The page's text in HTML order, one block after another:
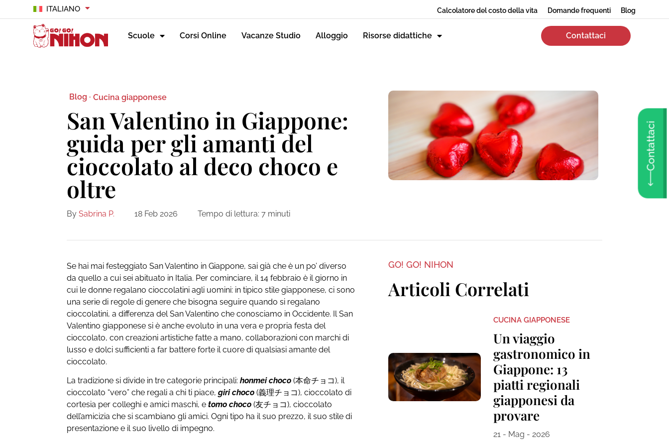
ITALIANO Calcolatore del costo della vita Domande frequenti Blog
Scuole Corsi Online Vacanze Studio Alloggio Risorse didattiche Contattaci
Contattaci
Blog · Cucina giapponese
San Valentino in Giappone:
guida per gli amanti del
cioccolato al deco choco e
oltre
By Sabrina P. 18 Feb 2026 Tempo di lettura: 7 minuti
Se hai mai festeggiato San Valentino in Giappone, sai già che è un po’ diverso
da quello a cui sei abituato in Italia. Per cominciare, il 14 febbraio è il giorno in
cui le donne regalano cioccolatini agli uomini: in tipico stile giapponese, ci sono
una serie di regole di genere che bisogna seguire quando si regalano
cioccolatini, a differenza del San Valentino che conosciamo in Occidente. Il San
Valentino giapponese si è anche evoluto in una vera e propria festa del
cioccolato, con creazioni artistiche fatte a mano, collaborazioni con marchi di
lusso e dolci sufficienti a far battere forte il cuore di qualsiasi amante del
cioccolato.
La tradizione si divide in tre categorie principali:honmei choco (本命チョコ), il
cioccolato “vero” che regali a chi ti piace,giri choco (義理チョコ), cioccolato di
cortesia per colleghi e amici maschi, etomo choco (友チョコ), cioccolato
dell’amicizia che si scambiano gli amici. Ogni tipo ha il suo prezzo, il suo stile di
presentazione e il suo livello di impegno.
GO! GO! NIHON
Articoli Correlati
CUCINA GIAPPONESE
Un viaggio
gastronomico in
Giappone: 13
piatti regionali
giapponesi da
provare
21 - Mag - 2026